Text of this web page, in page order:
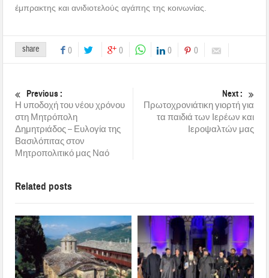
έμπρακτης και ανιδιοτελούς αγάπης της κοινωνίας.
share 0 0 0 0
Previous :
Η υποδοχή του νέου χρόνου
στη Μητρόπολη
Δημητριάδος – Ευλογία της
Βασιλόπιτας στον
Μητροπολιτικό μας Ναό
Next :
Πρωτοχρονιάτικη γιορτή για
τα παιδιά των Ιερέων και
Ιεροψαλτών μας
Related posts